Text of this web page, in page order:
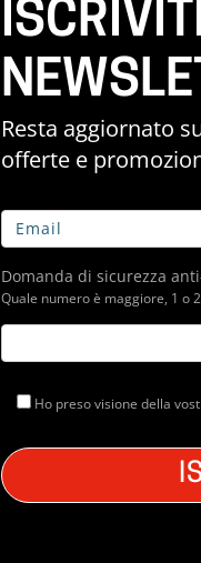
Resta aggiornato
offerte e
Domanda di sicurezza
Quale numero è maggiore, 1 o
Ho preso visione della